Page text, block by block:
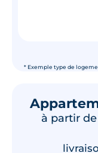
* Exemple type de
à partir de